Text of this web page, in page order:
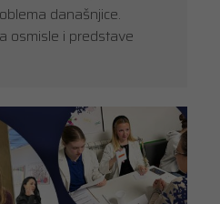
današnjice.
osmisle i predstave